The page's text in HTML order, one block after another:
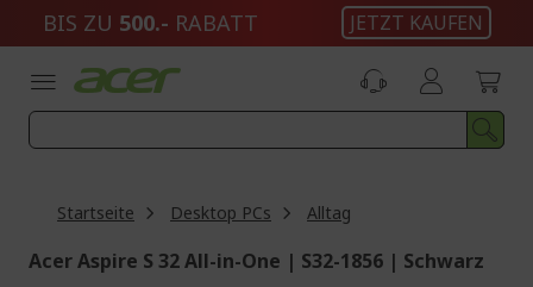
BIS ZU 500.- RABATT JETZT KAUFEN
Startseite Desktop PCs Alltag
Acer Aspire S 32 All-in-One | S32-1856 | Schwarz